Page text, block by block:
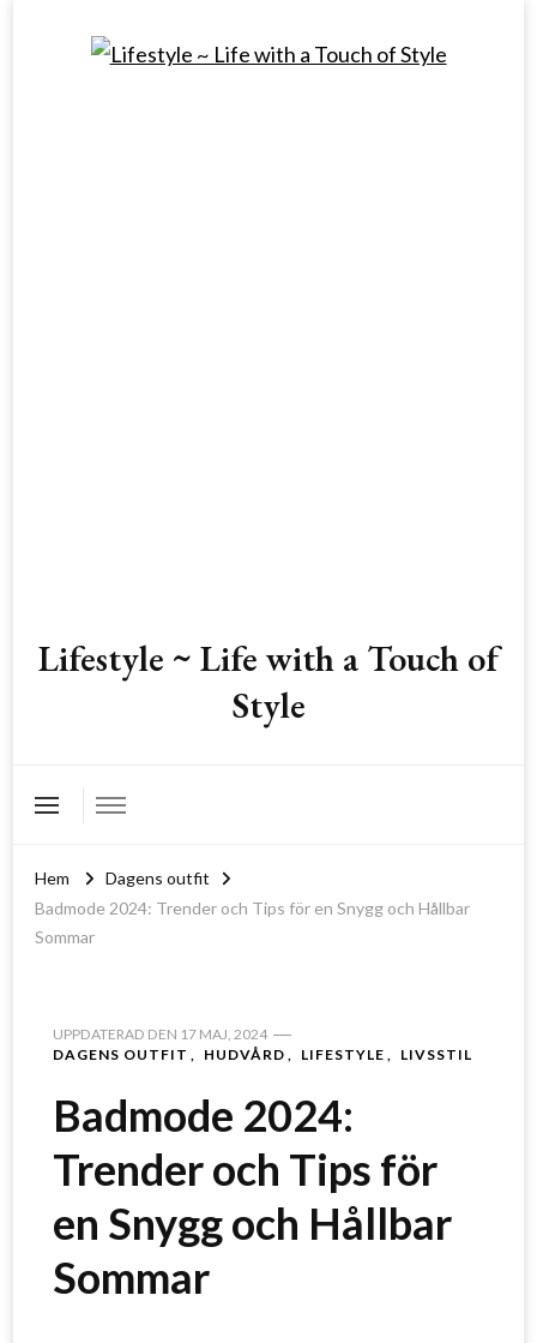
Lifestyle ~ Life with a Touch of
Style
Hem
Dagens outfit
Badmode 2024: Trender och Tips för en Snygg och Hållbar
Sommar
UPPDATERAD DEN 17 MAJ, 2024
DAGENS OUTFIT
HUDVÅRD LIFESTYLE LIVSSTIL
Badmode 2024:
Trender och Tips för
en Snygg och Hållbar
Sommar